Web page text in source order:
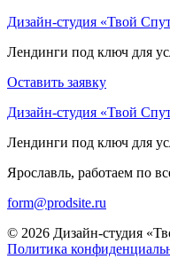
Skip
content
Дизайн-студия «Твой
Лендинги под ключ для
Оставить заявку
Дизайн-студия «Твой
Лендинги под ключ для
Ярославль, работаем по
form@prodsite.ru
© 2026 Дизайн-студия
Политика